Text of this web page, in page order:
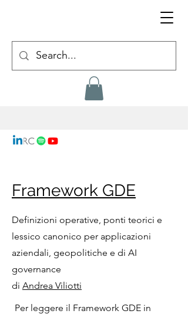
Framework GDE
Definizioni operative, ponti teorici e
lessico canonico per applicazioni
aziendali, geopolitiche e di AI
governance
di Andrea Viliotti
Per leggere il Framework GDE in